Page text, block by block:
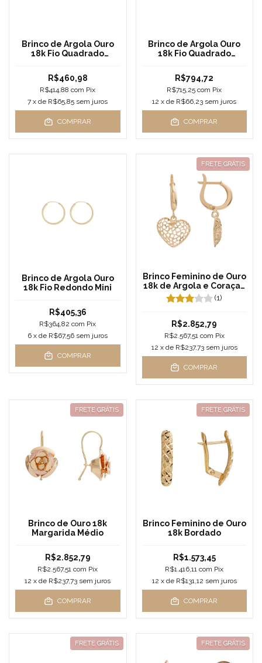
Brinco de Argola Ouro
18k Fio Quadrado
R$460,98
R$414,88com Pix
7 x de R$65,85 sem juros
COMPRAR
Brinco de Argola Ouro
18k Fio Quadrado
R$794,72
R$715,25com Pix
12 x de R$66,23 sem juros
COMPRAR
Brinco de Argola Ouro
18k Fio Redondo Mini
R$405,36
R$364,82com Pix
6 x de R$67,56 sem juros
COMPRAR
FRETE GRÁTIS
Brinco Feminino de Ouro
18k de Argola e Coraçao
Pendurado(1)
R$2.852,79
R$2.567,51 com Pix
12 x de R$237,73 sem juros
COMPRAR
FRETE GRÁTIS
Brinco de Ouro 18k
Margarida Médio
R$2.852,79
R$2.567,51com Pix
12 x de R$237,73 sem juros
COMPRAR
FRETE GRÁTIS
Brinco Feminino de Ouro
18k Bordado
R$1.573,45
R$1.416,11com Pix
12 x de R$131,12 sem juros
COMPRAR
FRETE GRÁTIS FRETE GRÁTIS